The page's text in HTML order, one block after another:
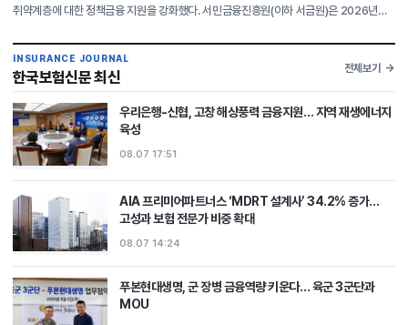
취약계층에 대한 정책금융 지원을 강화했다. 서민금융진흥원(이하 서금원)은 2026년
공급액은 전년 동기
INSURANCE JOURNAL
한국보험신문 최신
전체보기
우리은행-신협, 고창 해상풍력 금융지원… 지역 재생에너지
육성
08.07 17:51
AIA 프리미어파트너스 ‘MDRT 설계사’ 34.2% 증가…
고성과 보험 전문가 비중 확대
08.07 14:24
푸본현대생명, 군 장병 금융역량 키운다… 육군 3군단과
MOU